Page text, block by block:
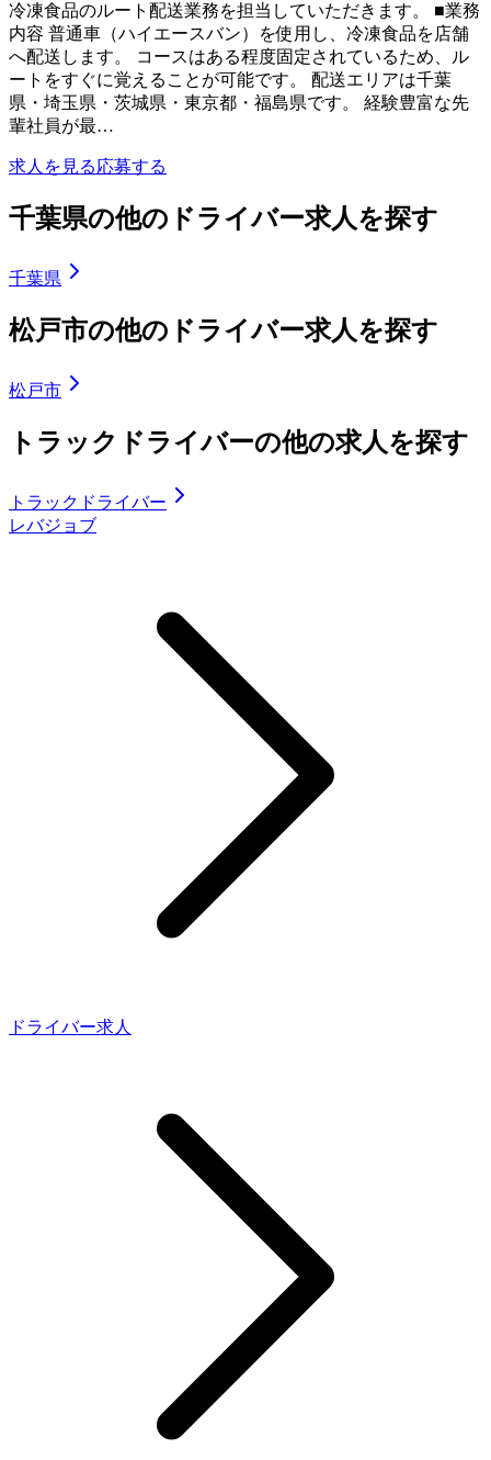
冷凍食品のルート配送業務を担当していただきます。 ■業務
内容 普通車（ハイエースバン）を使用し、冷凍食品を店舗
へ配送します。 コースはある程度固定されているため、ル
ートをすぐに覚えることが可能です。 配送エリアは千葉
県・埼玉県・茨城県・東京都・福島県です。 経験豊富な先
輩社員が最…
求人を見る応募する
千葉県の他のドライバー求人を探す
千葉県
松戸市の他のドライバー求人を探す
松戸市
トラックドライバーの他の求人を探す
トラックドライバー
レバジョブ
ドライバー求人